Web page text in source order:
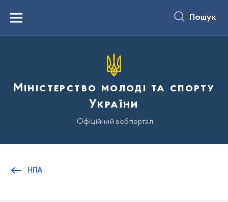
вмістуMenu Пошук
Міністерство молоді та спорту
України
Офіційний вебпортал
НПА